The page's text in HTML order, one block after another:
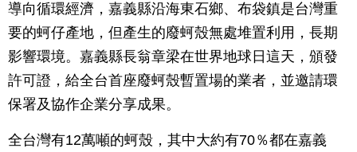
導向循環經濟，嘉義縣沿海東石鄉、布袋鎮是台灣重
要的蚵仔產地，但產生的廢蚵殼無處堆置利用，長期
影響環境。嘉義縣長翁章梁在世界地球日這天，頒發
許可證，給全台首座廢蚵殼暫置場的業者，並邀請環
保署及協作企業分享成果。
全台灣有12萬噸的蚵殼，其中大約有70％都在嘉義